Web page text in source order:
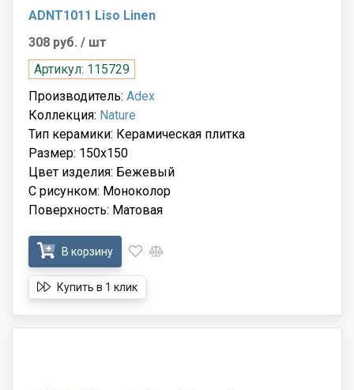
ADNT1011 Liso Linen
308 руб. / шт
Артикул: 115729
Производитель: Adex
Коллекция: Nature
Тип керамики: Керамическая плитка
Размер: 150x150
Цвет изделия: Бежевый
С рисунком: Моноколор
Поверхность: Матовая
В корзину
Купить в 1 клик